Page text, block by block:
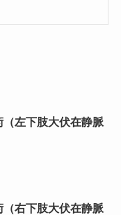
（左下肢大伏在静脈
（右下肢大伏在静脈